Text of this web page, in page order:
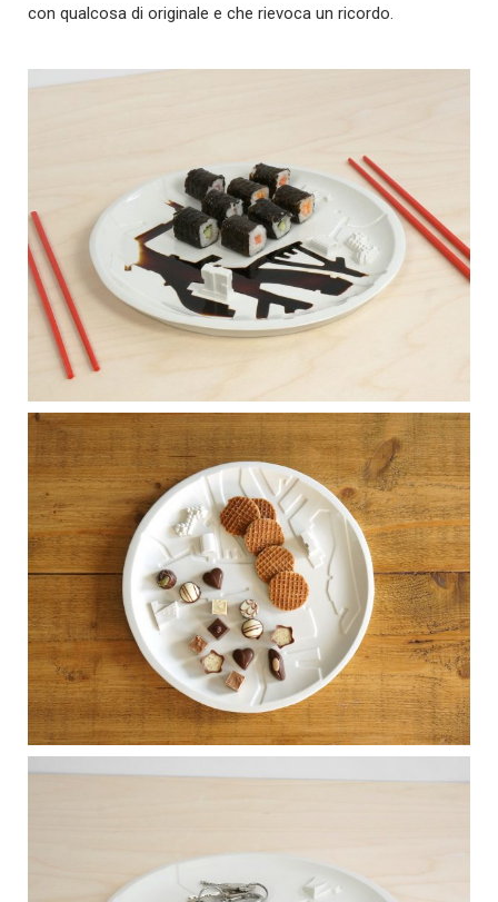
con qualcosa di originale e che rievoca un ricordo.